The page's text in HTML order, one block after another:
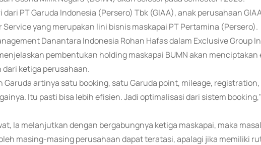
PT Garuda Indonesia (Persero) Tbk (GIAA), anak perusahaan
yang merupakan lini bisnis maskapai PT Pertamina (Persero).
Danantara Indonesia Rohan Hafas dalam Exclusive Group
pembentukan holding maskapai BUMN akan menciptakan
ketiga perusahaan.
Garuda artinya satu booking, satu Garuda point, mileage,
Itu pasti bisa lebih efisien. Jadi optimalisasi dari sistem
Ia melanjutkan dengan bergabungnya ketiga maskapai, maka
masing-masing perusahaan dapat teratasi, apalagi jika memiliki